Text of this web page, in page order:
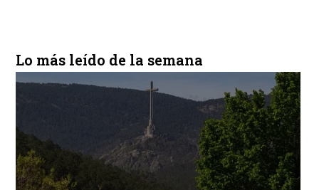
Lo más leído de la semana